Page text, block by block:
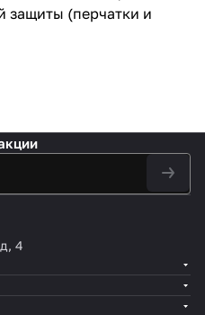
защиты (перчатки и
4